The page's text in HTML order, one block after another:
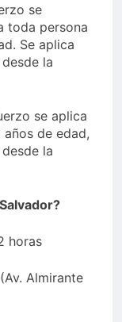
se
toda persona
Se aplica
la
se aplica
de edad,
la
horas
(Av. Almirante